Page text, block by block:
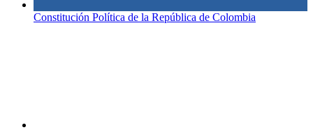
Constitución Política de la República de Colombia